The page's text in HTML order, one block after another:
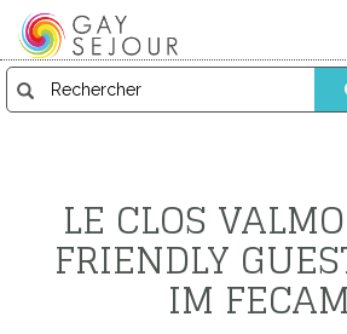
LE CLOS
FRIENDLY
IM